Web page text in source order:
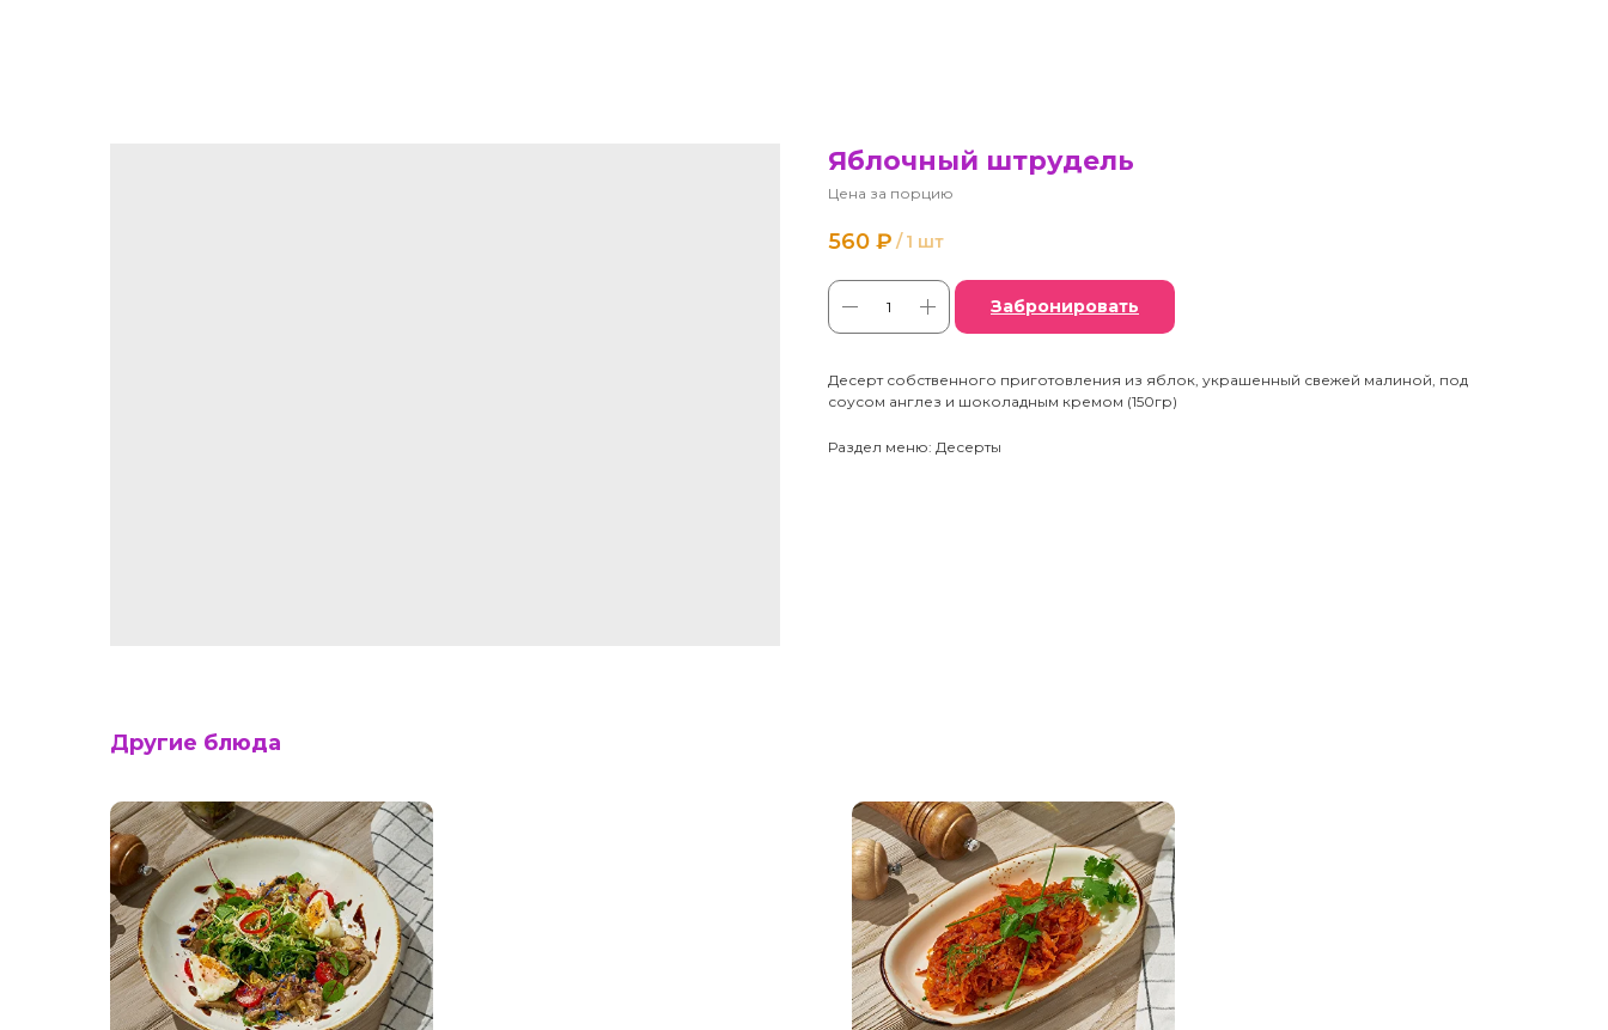
Яблочный штрудель
Цена за порцию
560 ₽ / 1 шт
Забронировать
Десерт собственного приготовления из яблок, украшенный свежей малиной, под
соусом англез и шоколадным кремом (150гр)
Раздел меню: Десерты
Другие блюда